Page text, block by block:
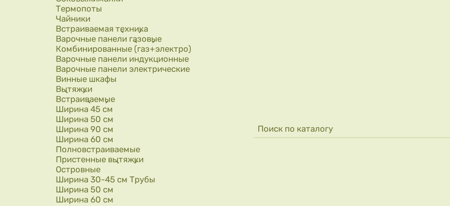
Термопоты
Чайники
Встраиваемая техника
Варочные панели газовые
Комбинированные (газ+электро)
Варочные панели индукционные
Варочные панели электрические
Винные шкафы
Вытяжки
Встраиваемые
Ширина 45 см
Ширина 50 см
Ширина 90 см
Ширина 60 см
Полновстраиваемые
Пристенные вытяжки
Островные
Ширина 30-45 см Трубы
Ширина 50 см
Ширина 60 см
Форма поиска
Поиск